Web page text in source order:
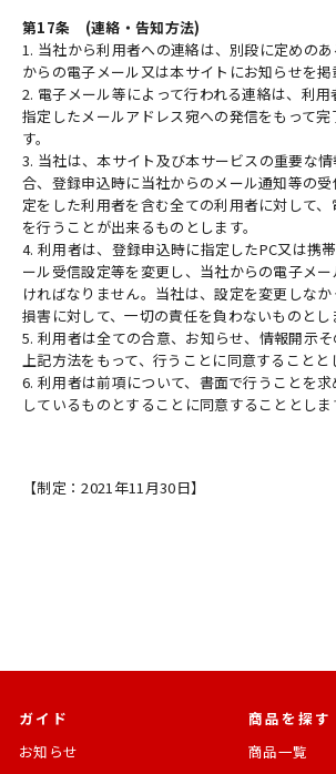
第17条 (連絡・告知方法)
1. 当社から利用者への連絡は、別段に定めの
からの電子メール又は本サイトにお知らせを掲
2. 電子メール等によって行われる連絡は、利
指定したメールアドレス宛への発信をもって完
す。
3. 当社は、本サイト及び本サービスの重要な
合、登録申込時に当社からのメール通知等の
定をした利用者を含む全ての利用者に対して
を行うことが出来るものとします。
4. 利用者は、登録申込時に指定したPC又は携
ール受信設定等を変更し、当社からの電子メ
ければなりません。当社は、設定を変更しな
損害に対して、一切の責任を負わないものとし
5. 利用者は全ての合意、お知らせ、情報開示
上記方法をもって、行うことに同意することと
6. 利用者は前項について、書面で行うことを
しているものとすることに同意することとしま
【制定：2021年11月30日】
ガイド
お知らせ
商品を探す
商品一覧